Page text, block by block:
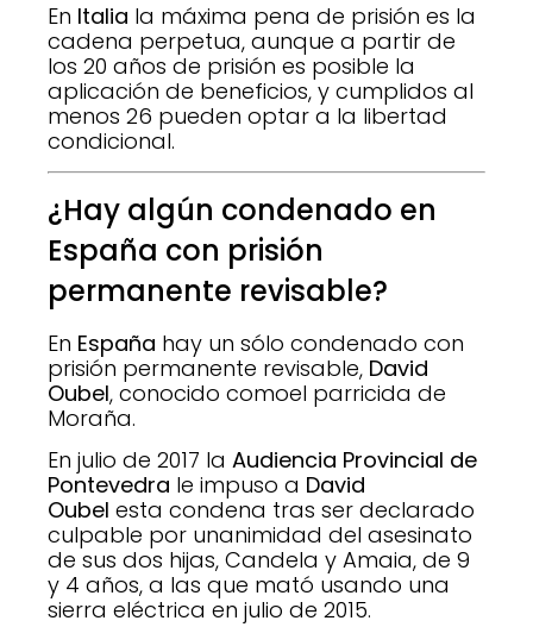
En Italia la máxima pena de prisión es la
cadena perpetua, aunque a partir de
los 20 años de prisión es posible la
aplicación de beneficios, y cumplidos al
menos 26 pueden optar a la libertad
condicional.
¿Hay algún condenado en
España con prisión
permanente revisable?
En España hay un sólo condenado con
prisión permanente revisable, David
Oubel, conocido comoel parricida de
Moraña.
En julio de 2017 la Audiencia Provincial de
Pontevedra le impuso a David
Oubel esta condena tras ser declarado
culpable por unanimidad del asesinato
de sus dos hijas, Candela y Amaia, de 9
y 4 años, a las que mató usando una
sierra eléctrica en julio de 2015.